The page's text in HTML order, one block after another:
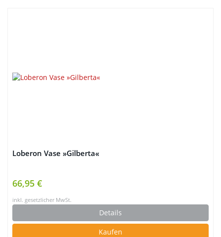
Loberon Vase »Gilberta«
66,95 €
inkl. gesetzlicher MwSt.
Details
Kaufen